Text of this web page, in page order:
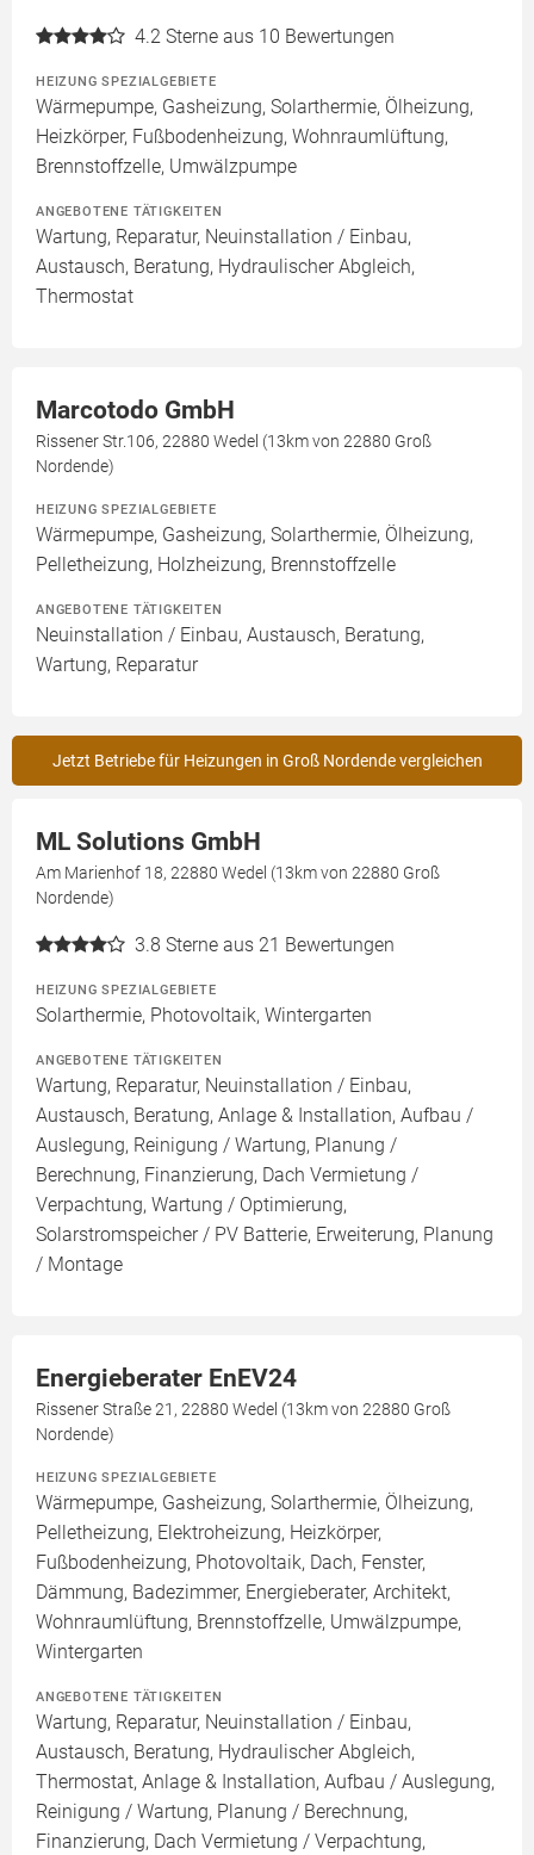
4.2 Sterne aus 10 Bewertungen
HEIZUNG SPEZIALGEBIETE
Wärmepumpe, Gasheizung, Solarthermie, Ölheizung,
Heizkörper, Fußbodenheizung, Wohnraumlüftung,
Brennstoffzelle, Umwälzpumpe
ANGEBOTENE TÄTIGKEITEN
Wartung, Reparatur, Neuinstallation / Einbau,
Austausch, Beratung, Hydraulischer Abgleich,
Thermostat
Marcotodo GmbH
Rissener Str.106, 22880 Wedel (13km von 22880 Groß
Nordende)
HEIZUNG SPEZIALGEBIETE
Wärmepumpe, Gasheizung, Solarthermie, Ölheizung,
Pelletheizung, Holzheizung, Brennstoffzelle
ANGEBOTENE TÄTIGKEITEN
Neuinstallation / Einbau, Austausch, Beratung,
Wartung, Reparatur
Jetzt Betriebe für Heizungen in Groß Nordende vergleichen
ML Solutions GmbH
Am Marienhof 18, 22880 Wedel (13km von 22880 Groß
Nordende)
3.8 Sterne aus 21 Bewertungen
HEIZUNG SPEZIALGEBIETE
Solarthermie, Photovoltaik, Wintergarten
ANGEBOTENE TÄTIGKEITEN
Wartung, Reparatur, Neuinstallation / Einbau,
Austausch, Beratung, Anlage & Installation, Aufbau /
Auslegung, Reinigung / Wartung, Planung /
Berechnung, Finanzierung, Dach Vermietung /
Verpachtung, Wartung / Optimierung,
Solarstromspeicher / PV Batterie, Erweiterung, Planung
/ Montage
Energieberater EnEV24
Rissener Straße 21, 22880 Wedel (13km von 22880 Groß
Nordende)
HEIZUNG SPEZIALGEBIETE
Wärmepumpe, Gasheizung, Solarthermie, Ölheizung,
Pelletheizung, Elektroheizung, Heizkörper,
Fußbodenheizung, Photovoltaik, Dach, Fenster,
Dämmung, Badezimmer, Energieberater, Architekt,
Wohnraumlüftung, Brennstoffzelle, Umwälzpumpe,
Wintergarten
ANGEBOTENE TÄTIGKEITEN
Wartung, Reparatur, Neuinstallation / Einbau,
Austausch, Beratung, Hydraulischer Abgleich,
Thermostat, Anlage & Installation, Aufbau / Auslegung,
Reinigung / Wartung, Planung / Berechnung,
Finanzierung, Dach Vermietung / Verpachtung,